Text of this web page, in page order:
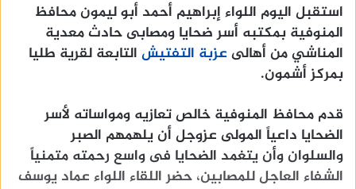
استقبل اليوم اللواء إبراهيم أحمد أبو ليمون محافظ
المنوفية بمكتبه أسر ضحايا ومصابى حادث معدية
المناشي من أهالى عزبة التفتيش التابعة لقرية طليا
بمركز أشمون.
قدم محافظ المنوفية خالص تعازيه ومواساته لأسر
الضحايا داعياً المولى عزوجل أن يلهمهم الصبر
والسلوان وأن يتغمد الضحايا فى واسع رحمته متمنياً
الشفاء العاجل للمصابين، حضر اللقاء اللواء عماد يوسف